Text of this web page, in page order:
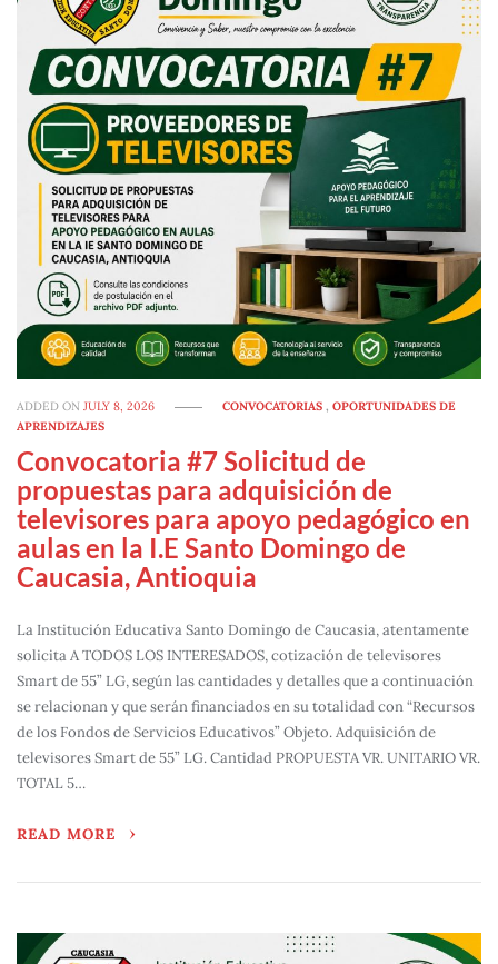
ADDED ONJULY 8, 2026 CONVOCATORIAS ,OPORTUNIDADES DE
APRENDIZAJES
Convocatoria #7 Solicitud de
propuestas para adquisición de
televisores para apoyo pedagógico en
aulas en la I.E Santo Domingo de
Caucasia, Antioquia
La Institución Educativa Santo Domingo de Caucasia, atentamente
solicita A TODOS LOS INTERESADOS, cotización de televisores
Smart de 55” LG, según las cantidades y detalles que a continuación
se relacionan y que serán financiados en su totalidad con “Recursos
de los Fondos de Servicios Educativos” Objeto. Adquisición de
televisores Smart de 55” LG. Cantidad PROPUESTA VR. UNITARIO VR.
TOTAL 5…
READ MORE